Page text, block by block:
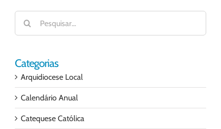
Buscar
resultados
para:
Categorias
Arquidiocese Local
Calendário Anual
Catequese Católica